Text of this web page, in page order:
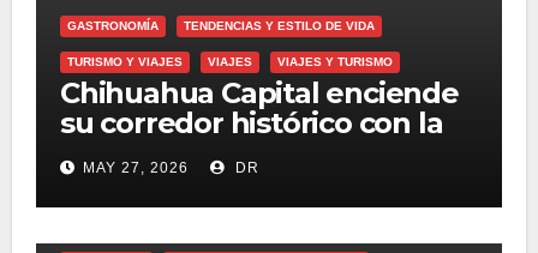
GASTRONOMÍA TENDENCIAS Y ESTILO DE VIDA
TURISMO Y VIAJES VIAJES VIAJES Y TURISMO
Chihuahua Capital enciende
su corredor histórico con la
cuarta edición del Festival
Antojos
MAY 27, 2026 DR